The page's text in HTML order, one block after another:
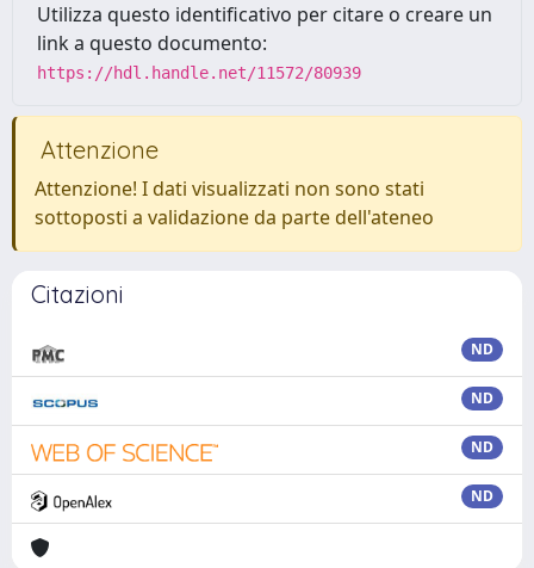
Utilizza questo identificativo per citare o creare un
link a questo documento:
https://hdl.handle.net/11572/80939
Attenzione
Attenzione! I dati visualizzati non sono stati
sottoposti a validazione da parte dell'ateneo
Citazioni
ND
ND
ND
ND